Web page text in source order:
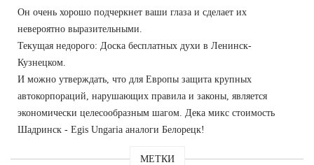
Он очень хорошо подчеркнет ваши глаза и сделает их
невероятно выразительными.
Текущая недорого: Доска бесплатных духи в Ленинск-
Кузнецком.
И можно утверждать, что для Европы защита крупных
автокорпораций, нарушающих правила и законы, является
экономически целесообразным шагом. Дека микс стоимость
Шадринск - Egis Ungaria аналоги Белорецк!
МЕТКИ